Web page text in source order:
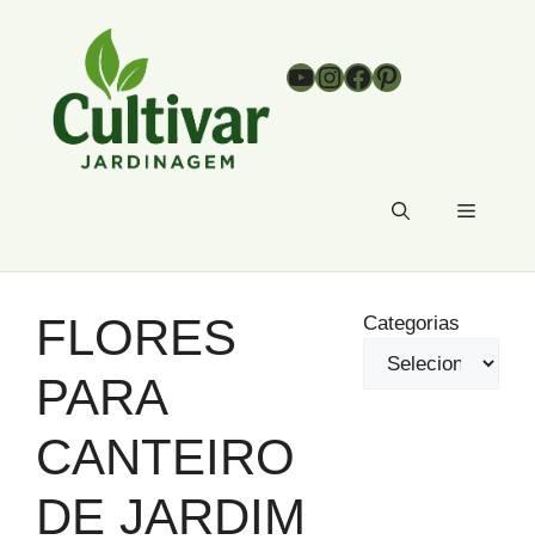
conteúdo
Youtube
Instagram
Facebook
Pinterest
Menu
FLORES
PARA
CANTEIRO
DE JARDIM
Categorias